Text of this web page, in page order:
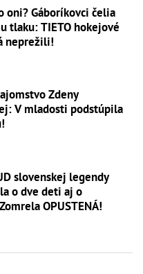
oni? Gáboríkovci čelia
tlaku: TIETO hokejové
neprežili!
Zdeny
V mladosti podstúpila
slovenskej legendy
o dve deti aj o
OPUSTENÁ!